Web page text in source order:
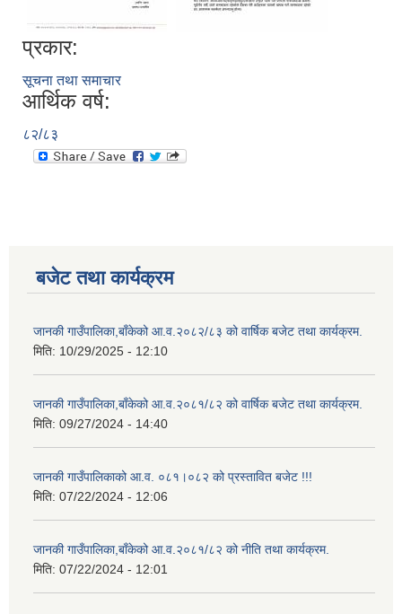
प्रकार:
सूचना तथा समाचार
आर्थिक वर्ष:
८२/८३
बजेट तथा कार्यक्रम
जानकी गाउँपालिका,बाँकेको आ.व.२०८२/८३ को वार्षिक बजेट तथा कार्यक्रम.
मिति: 10/29/2025 - 12:10
जानकी गाउँपालिका,बाँकेको आ.व.२०८१/८२ को वार्षिक बजेट तथा कार्यक्रम.
मिति: 09/27/2024 - 14:40
जानकी गाउँपालिकाको आ.व. ०८१।०८२ को प्रस्तावित बजेट !!!
मिति: 07/22/2024 - 12:06
जानकी गाउँपालिका,बाँकेको आ.व.२०८१/८२ को नीति तथा कार्यक्रम.
मिति: 07/22/2024 - 12:01